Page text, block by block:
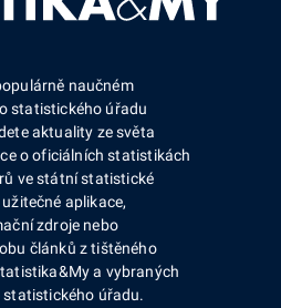
naučném
statistického úřadu
aktuality ze světa
o oficiálních statistikách
ve státní statistické
aplikace,
zdroje nebo
článků z tištěného
a vybraných
statistického úřadu.